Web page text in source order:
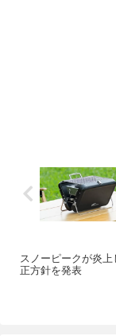
スノーピークが炎
正方針を発表